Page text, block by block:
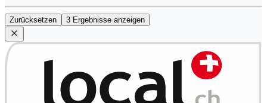
Zurücksetzen 3 Ergebnisse anzeigen